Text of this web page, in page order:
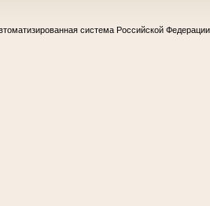
система Российской